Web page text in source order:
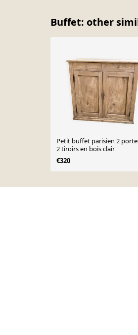
Buffet: other
Petit buffet parisien 2
2 tiroirs en bois clair
€320